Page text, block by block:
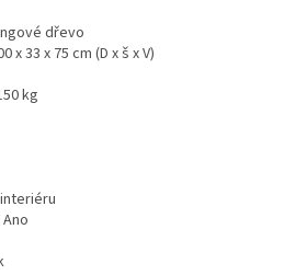
dřevo
x 33 x 75 cm (D x š x V)
kg